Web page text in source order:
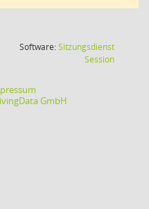
Software:Sitzungsdienst
Session(Wird in
GmbH